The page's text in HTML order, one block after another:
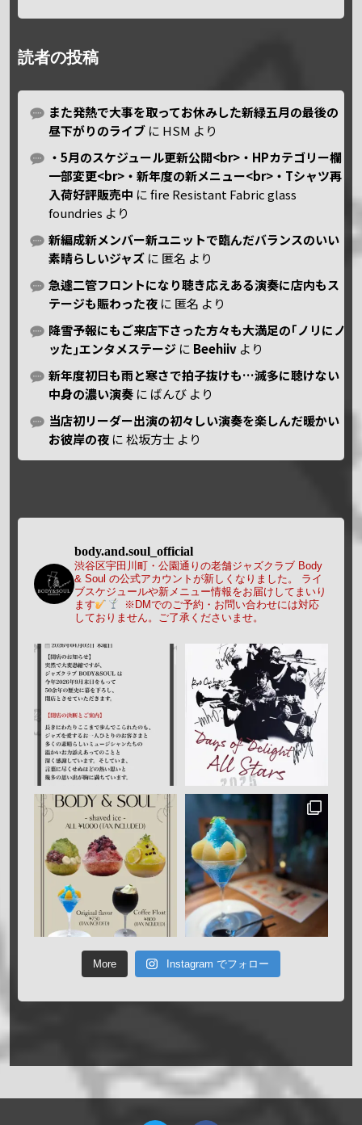
読者の投稿
また発熱で大事を取ってお休みした新緑五月の最後の
昼下がりのライブ に HSM より
・5月のスケジュール更新公開<br>・HPカテゴリー欄
一部変更<br>・新年度の新メニュー<br>・Tシャツ再
入荷好評販売中 にfire Resistant Fabric glass
foundries より
新編成新メンバー新ユニットで臨んだバランスのいい
素晴らしいジャズ に 匿名 より
急遽二管フロントになり聴き応えある演奏に店内もス
テージも賑わった夜 に 匿名 より
降雪予報にもご来店下さった方々も大満足の｢ノリにノ
ッた｣エンタメステージ に Beehiiv より
新年度初日も雨と寒さで拍子抜けも…滅多に聴けない
中身の濃い演奏 に ばんび より
当店初リーダー出演の初々しい演奏を楽しんだ暖かい
お彼岸の夜 に松坂方士 より
body.and.soul_official
渋谷区宇田川町・公園通りの老舗ジャズクラブ Body
& Soul の公式アカウントが新しくなりました。
ライ
ブスケジュールや新メニュー情報をお届けしてまいり
ます
※DMでのご予約・お問い合わせには対応
しておりません。ご了承くださいませ。
More Instagram でフォロー